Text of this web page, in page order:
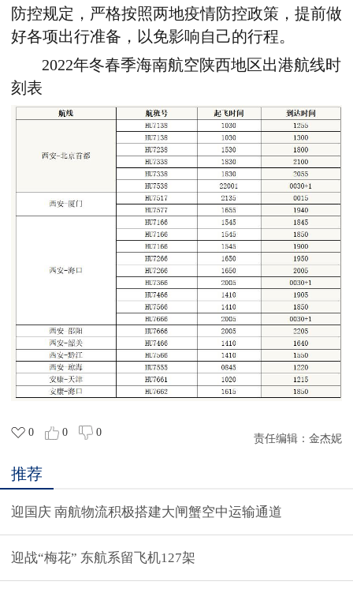
防控规定，严格按照两地疫情防控政策，提前做
好各项出行准备，以免影响自己的行程。
2022年冬春季海南航空陕西地区出港航线时
刻表
0 0 0
责任编辑： 金杰妮
推荐
迎国庆 南航物流积极搭建大闸蟹空中运输通道
迎战“梅花” 东航系留飞机127架